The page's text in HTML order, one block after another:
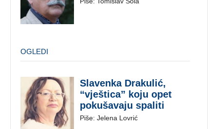
Slavenka Drakulić,
“vještica” koju opet
pokušavaju spaliti
Piše: Jelena Lovrić
OGLEDI